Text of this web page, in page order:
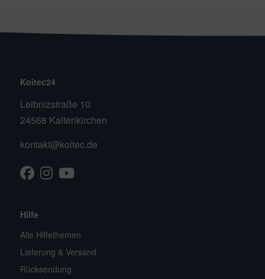
Koitec24
Leibnizstraße 10
24568 Kaltenkirchen
kontakt@koitec.de
Facebook
Instagram
Hilfe
Alle Hilfethemen
Lieferung & Versand
Rücksendung